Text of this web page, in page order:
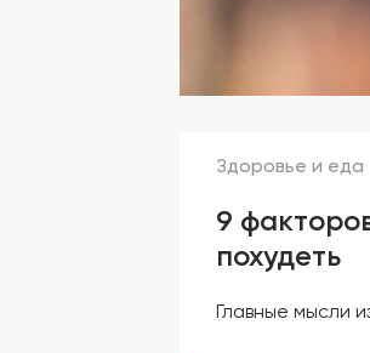
Здоровье и еда
9
похудеть
Главные мысли